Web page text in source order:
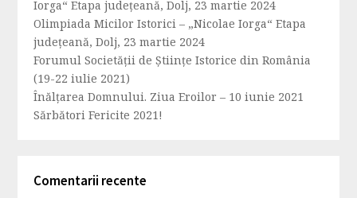
Iorga“ Etapa județeană, Dolj, 23 martie 2024
Olimpiada Micilor Istorici – „Nicolae Iorga“ Etapa
județeană, Dolj, 23 martie 2024
Forumul Societăţii de Ştiinţe Istorice din România
(19-22 iulie 2021)
Înălțarea Domnului. Ziua Eroilor – 10 iunie 2021
Sărbători Fericite 2021!
Comentarii recente